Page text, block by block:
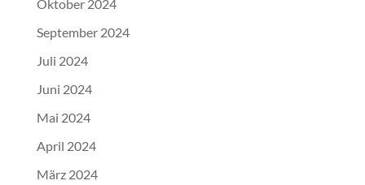
Oktober 2024
September 2024
Juli 2024
Juni 2024
Mai 2024
April 2024
März 2024